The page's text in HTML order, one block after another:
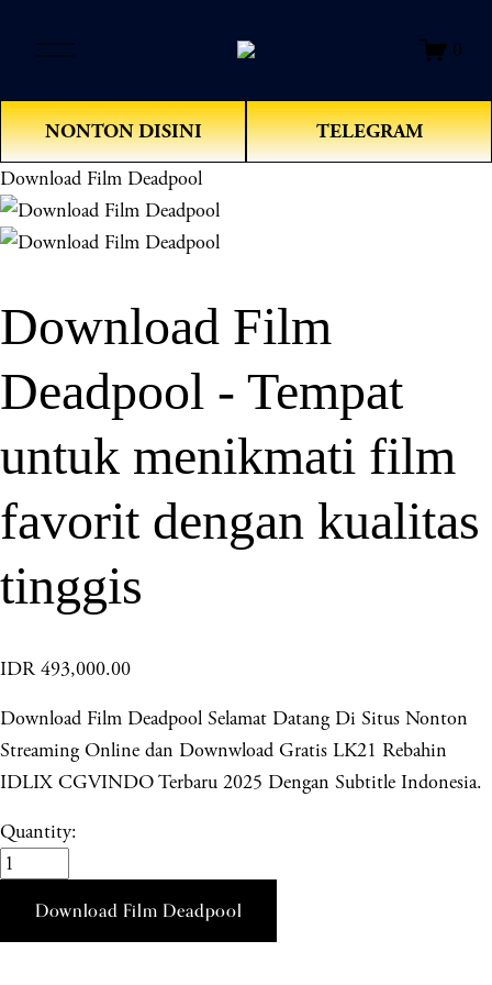
e
n
M
e
u
0
NONTON DISINI TELEGRAM
Download Film Deadpool
Download Film
Deadpool - Tempat
untuk menikmati film
favorit dengan kualitas
tinggis
IDR 493,000.00
Download Film Deadpool Selamat Datang Di Situs Nonton
Streaming Online dan Downwload Gratis LK21 Rebahin
IDLIX CGVINDO Terbaru 2025 Dengan Subtitle Indonesia.
Quantity:
Download Film Deadpool